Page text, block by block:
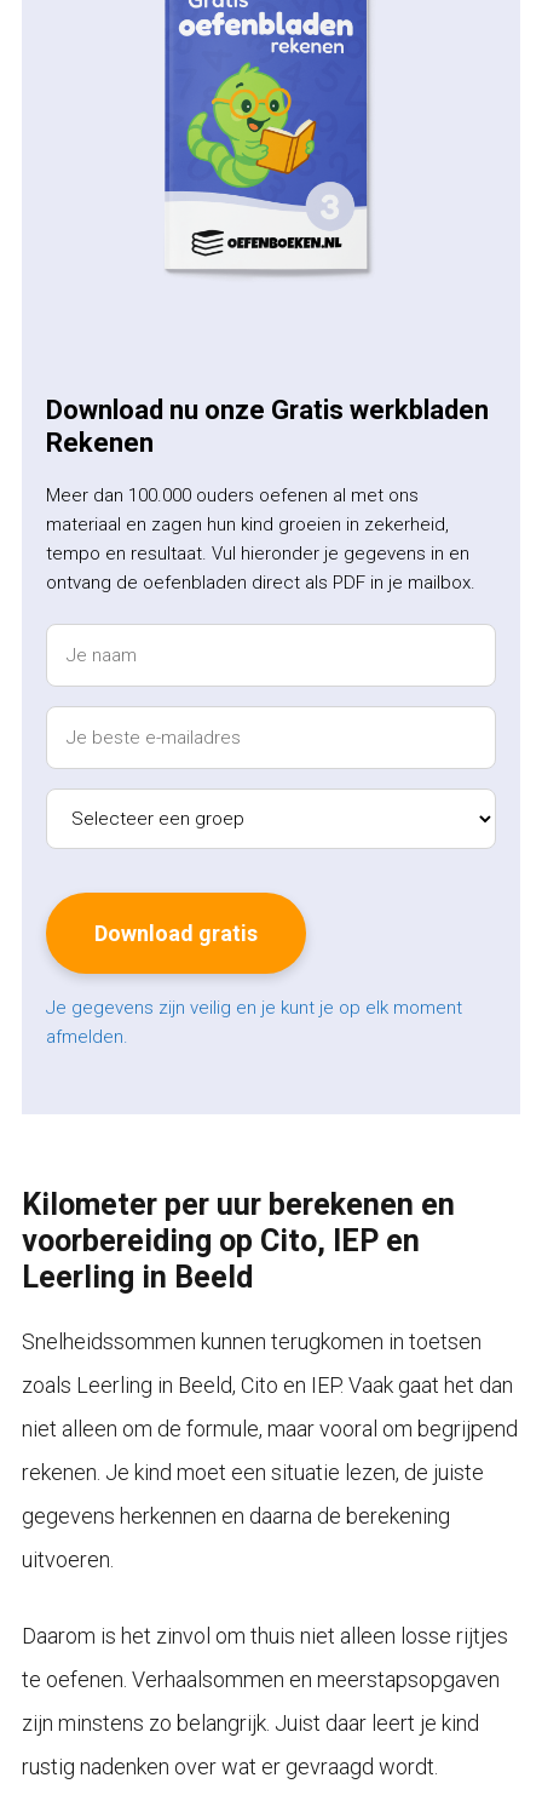
Download nu onze Gratis werkbladen
Rekenen
Meer dan 100.000 ouders oefenen al met ons
materiaal en zagen hun kind groeien in zekerheid,
tempo en resultaat. Vul hieronder je gegevens in en
ontvang de oefenbladen direct als PDF in je mailbox.
Je gegevens zijn veilig en je kunt je op elk moment
afmelden.
Kilometer per uur berekenen en
voorbereiding op Cito, IEP en
Leerling in Beeld
Snelheidssommen kunnen terugkomen in toetsen
zoals Leerling in Beeld, Cito en IEP. Vaak gaat het dan
niet alleen om de formule, maar vooral om begrijpend
rekenen. Je kind moet een situatie lezen, de juiste
gegevens herkennen en daarna de berekening
uitvoeren.
Daarom is het zinvol om thuis niet alleen losse rijtjes
te oefenen. Verhaalsommen en meerstapsopgaven
zijn minstens zo belangrijk. Juist daar leert je kind
rustig nadenken over wat er gevraagd wordt.